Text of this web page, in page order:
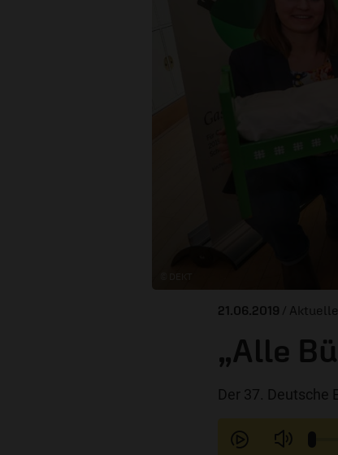
21.06.2019 /
„Alle
Der 37. Deutsche